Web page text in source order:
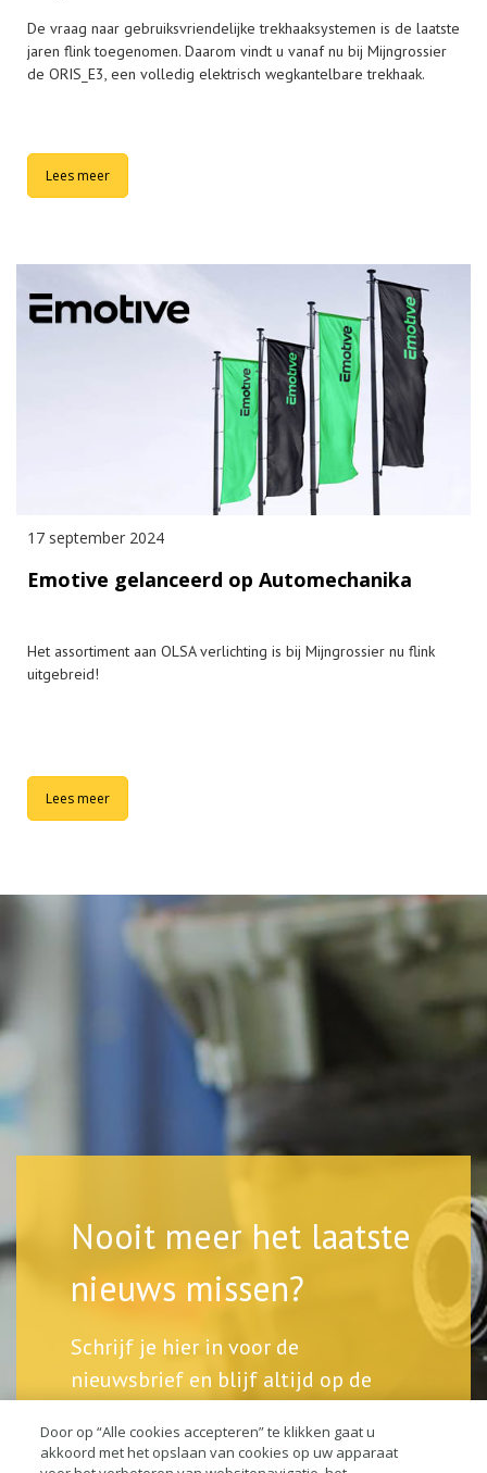
De vraag naar gebruiksvriendelijke trekhaaksystemen is de laatste
jaren flink toegenomen. Daarom vindt u vanaf nu bij Mijngrossier
de ORIS_E3, een volledig elektrisch wegkantelbare trekhaak.
Lees meer
17 september 2024
Emotive gelanceerd op Automechanika
Het assortiment aan OLSA verlichting is bij Mijngrossier nu flink
uitgebreid!
Lees meer
Nooit meer het laatste
nieuws missen?
Schrijf je hier in voor de
nieuwsbrief en blijf altijd op de
Door op “Alle cookies accepteren” te klikken gaat u
akkoord met het opslaan van cookies op uw apparaat